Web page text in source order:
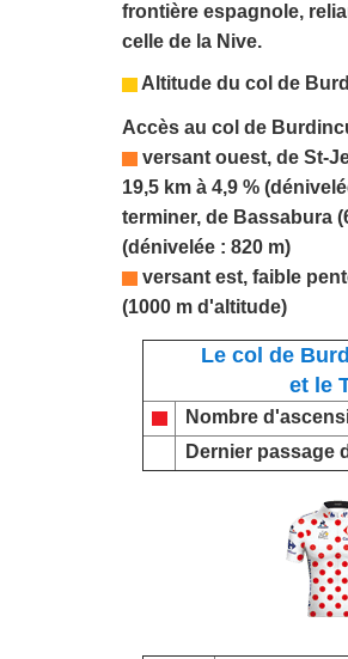
frontière espagnole,
celle de la Nive.
Altitude du col de
Accès au col de
versant ouest, de St-
19,5 km à 4,9 %
terminer, de Bassabura
(dénivelée : 820 m)
versant est, faible
(1000 m d'altitude)
Le col de
et le
Nombre
Dernier passage